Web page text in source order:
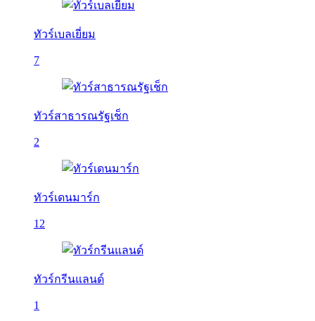
ทัวร์เบลเยี่ยม
7
ทัวร์สาธารณรัฐเช็ก
2
ทัวร์เดนมาร์ก
12
ทัวร์กรีนแลนด์
1